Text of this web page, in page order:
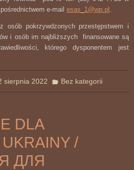
e-mail esas_1@wp.pl
osób pokrzywdzonych przestępstwem i
i osób im najbliższych finansowane są
którego dysponentem jest
sierpnia 2022 Bez kategorii
DLA
/
ДЛЯ